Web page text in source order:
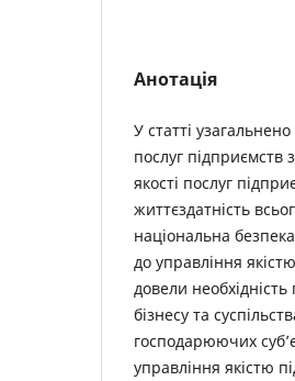
Анотація
У статті
послуг підприємств
якості послуг
життєздатність
національна
до управління
довели
бізнесу та
господарюючих
управління якістю